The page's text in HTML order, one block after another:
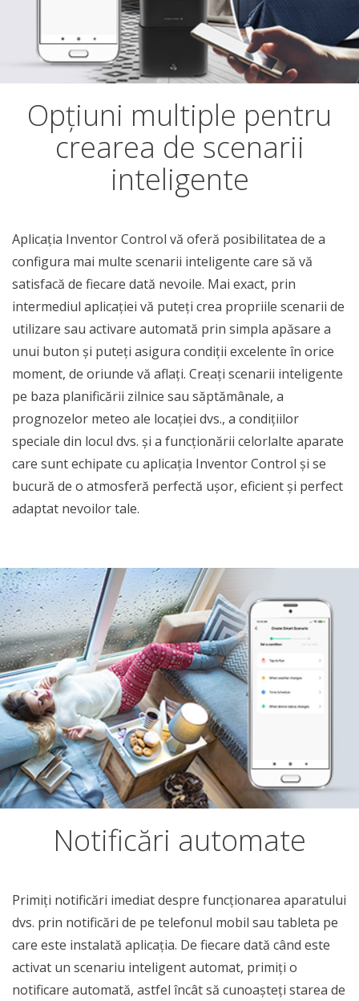
Opțiuni multiple pentru
crearea de scenarii
inteligente
Aplicația Inventor Control vă oferă posibilitatea de a
configura mai multe scenarii inteligente care să vă
satisfacă de fiecare dată nevoile. Mai exact, prin
intermediul aplicației vă puteți crea propriile scenarii de
utilizare sau activare automată prin simpla apăsare a
unui buton și puteți asigura condiții excelente în orice
moment, de oriunde vă aflați. Creați scenarii inteligente
pe baza planificării zilnice sau săptămânale, a
prognozelor meteo ale locației dvs., a condițiilor
speciale din locul dvs. și a funcționării celorlalte aparate
care sunt echipate cu aplicația Inventor Control și se
bucură de o atmosferă perfectă ușor, eficient și perfect
adaptat nevoilor tale.
Notificări automate
Primiți notificări imediat despre funcționarea aparatului
dvs. prin notificări de pe telefonul mobil sau tableta pe
care este instalată aplicația. De fiecare dată când este
activat un scenariu inteligent automat, primiți o
notificare automată, astfel încât să cunoașteți starea de